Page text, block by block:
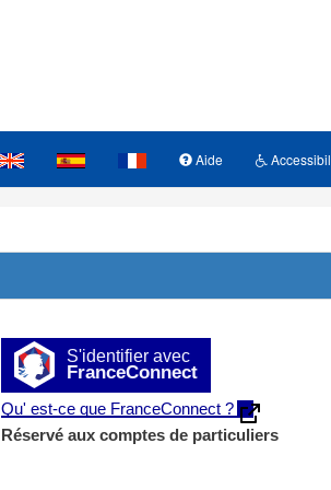
Aide
S'identifier avec
FranceConnect
Qu' est-ce que FranceConnect ?
Réservé aux comptes de particuliers